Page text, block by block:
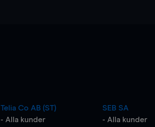
Telia Co AB (ST)
- Alla kunder
SEB SA
- Alla kunder